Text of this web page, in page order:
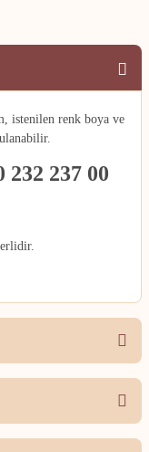
istenilen renk boya ve
232 237 00